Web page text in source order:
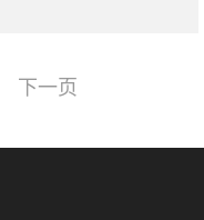
下一页